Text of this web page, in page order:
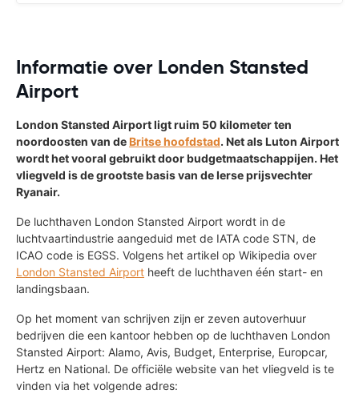
Informatie over Londen Stansted
Airport
London Stansted Airport ligt ruim 50 kilometer ten
noordoosten van deBritse hoofdstad. Net als Luton Airport
wordt het vooral gebruikt door budgetmaatschappijen. Het
vliegveld is de grootste basis van de Ierse prijsvechter
Ryanair.
De luchthaven London Stansted Airport wordt in de
luchtvaartindustrie aangeduid met de IATA code STN, de
ICAO code is EGSS. Volgens het artikel op Wikipedia over
London Stansted Airport heeft de luchthaven één start- en
landingsbaan.
Op het moment van schrijven zijn er zeven autoverhuur
bedrijven die een kantoor hebben op de luchthaven London
Stansted Airport: Alamo, Avis, Budget, Enterprise, Europcar,
Hertz en National. De officiële website van het vliegveld is te
vinden via het volgende adres: